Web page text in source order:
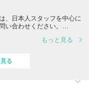
、日本人スタッフを中心に
い合わせください。
状況により遅延の可能性
能性がございます。お客様
が、スタッフ一同いち早く
ますので、何卒ご了承くだ
もっと見る
る